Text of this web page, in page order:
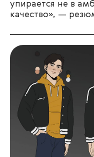
упирается не в
качество», —